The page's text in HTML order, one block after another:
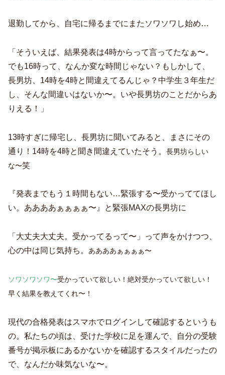
退勤してから、自宅に帰るまでにまたソワソワし始め…
「そういえば、結果発表は4時からって言ってたなぁ〜。
でも16時って、なんか変な時間じゃない？もしかして、
長男坊、14時を4時と間違えてるんじゃ？中学生３年生だ
し、そんな間違いはないか〜。いや長男坊のことだからあ
りえる！」
13時すぎに帰宅し、長男坊に聞いてみると、まさにその
通り！14時を4時と聞き間違えていたそう。 長男坊らしい
な〜笑
『発表までもう１時間もない…緊張する〜受かっててほし
い。ああああぁぁぁぁ〜』と緊張MAXの長男坊に
「大丈夫大丈夫。受かってるって〜」って声をかけつつ、
心の中は同じ気持ち。 ああああぁぁぁぁ〜
ソワソワソワ〜受かっていて欲しい！絶対受かっていて欲しい！
早く結果を教えてくれ〜！
現代の合格発表はスマホでログインして確認するというも
の。私たちの頃は、受けた学校に足を運んで、自分の受験
番号が掲示板にあるかないかを確認するスタイルだったの
で、なんだか味気ないな〜。